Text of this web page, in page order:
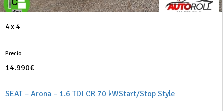
4 x 4
Precio
14.990€
SEAT – Arona – 1.6 TDI CR 70 kWStart/Stop Style